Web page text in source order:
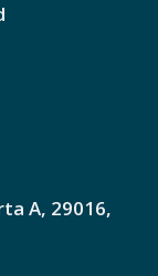
A, 29016,